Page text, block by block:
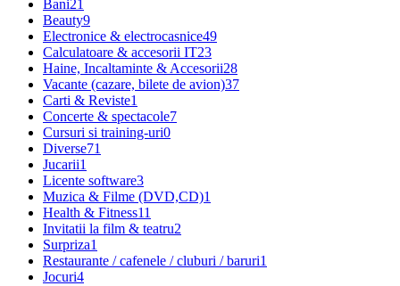
Bani21
Beauty9
Electronice & electrocasnice49
Calculatoare & accesorii IT23
Haine, Incaltaminte & Accesorii28
Vacante (cazare, bilete de avion)37
Carti & Reviste1
Concerte & spectacole7
Cursuri si training-uri0
Diverse71
Jucarii1
Licente software3
Muzica & Filme (DVD,CD)1
Health & Fitness11
Invitatii la film & teatru2
Surpriza1
Restaurante / cafenele / cluburi / baruri1
Jocuri4